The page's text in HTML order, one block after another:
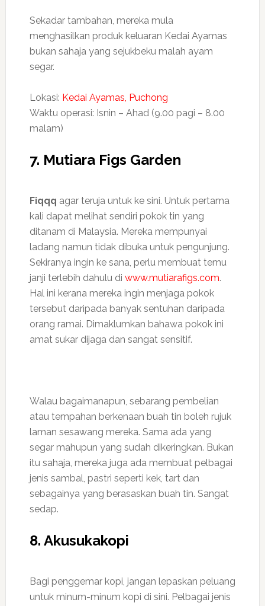
Sekadar tambahan, mereka mula
menghasilkan produk keluaran Kedai Ayamas
bukan sahaja yang sejukbeku malah ayam
segar.
Lokasi: Kedai Ayamas, Puchong
Waktu operasi: Isnin – Ahad (9.00 pagi – 8.00
malam)
7. Mutiara Figs Garden
Fiqqq agar teruja untuk ke sini. Untuk pertama
kali dapat melihat sendiri pokok tin yang
ditanam di Malaysia. Mereka mempunyai
ladang namun tidak dibuka untuk pengunjung.
Sekiranya ingin ke sana, perlu membuat temu
janji terlebih dahulu di www.mutiarafigs.com.
Hal ini kerana mereka ingin menjaga pokok
tersebut daripada banyak sentuhan daripada
orang ramai. Dimaklumkan bahawa pokok ini
amat sukar dijaga dan sangat sensitif.
Walau bagaimanapun, sebarang pembelian
atau tempahan berkenaan buah tin boleh rujuk
laman sesawang mereka. Sama ada yang
segar mahupun yang sudah dikeringkan. Bukan
itu sahaja, mereka juga ada membuat pelbagai
jenis sambal, pastri seperti kek, tart dan
sebagainya yang berasaskan buah tin. Sangat
sedap.
8. Akusukakopi
Bagi penggemar kopi, jangan lepaskan peluang
untuk minum-minum kopi di sini. Pelbagai jenis